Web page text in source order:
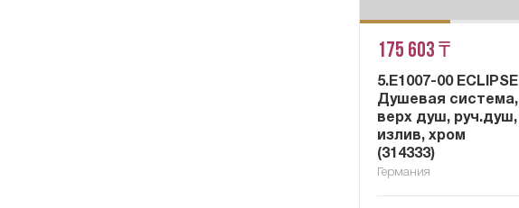
175 603 ₸
5.E1007-00 ECLIPSE
Душевая система,
верх душ, руч.душ,
излив, хром
(314333)
Германия